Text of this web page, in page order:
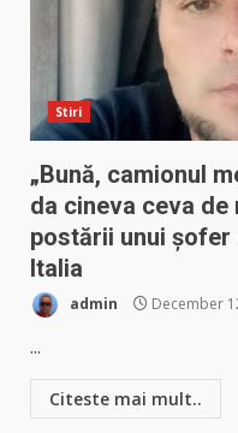
Stiri
„Bună, camionul
da cineva ceva
postării unui șofer
Italia
admin December
...
Citeste mai mult..